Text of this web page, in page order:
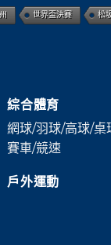
世界盃決賽 松
綜合體育
網球/羽球/高球/桌
賽車/競速
戶外運動